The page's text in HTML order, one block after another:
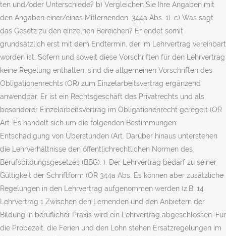
ten und/oder Unterschiede? b) Vergleichen Sie Ihre Angaben mit
den Angaben einer/eines Mitlernenden. 344a Abs. 1). c) Was sagt
das Gesetz zu den einzelnen Bereichen? Er endet somit
grundsätzlich erst mit dem Endtermin, der im Lehrvertrag vereinbart
worden ist. Sofern und soweit diese Vorschriften für den Lehrvertrag
keine Regelung enthalten, sind die allgemeinen Vorschriften des
Obligationenrechts (OR) zum Einzelarbeitsvertrag ergänzend
anwendbar. Er ist ein Rechtsgeschäft des Privatrechts und als
besonderer Einzelarbeitsvertrag im Obligationenrecht geregelt (OR
Art. Es handelt sich um die folgenden Bestimmungen:
Entschädigung von Überstunden (Art. Darüber hinaus unterstehen
die Lehrverhältnisse den öffentlichrechtlichen Normen des
Berufsbildungsgesetzes (BBG). ). Der Lehrvertrag bedarf zu seiner
Gültigkeit der Schriftform (OR 344a Abs. Es können aber zusätzliche
Regelungen in den Lehrvertrag aufgenommen werden (z.B. 14
Lehrvertrag 1 Zwischen den Lernenden und den Anbietern der
Bildung in beruflicher Praxis wird ein Lehrvertrag abgeschlossen. Für
die Probezeit, die Ferien und den Lohn stehen Ersatzregelungen im